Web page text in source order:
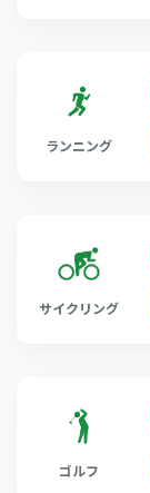
ランニング
サイクリング
ゴルフ